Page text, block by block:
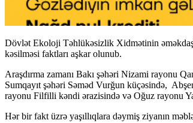
Dövlət Ekoloji Təhlükəsizlik Xidmətinin
kəsilməsi faktları aşkar olunub.
Araşdırma zamanı Bakı şəhəri Nizami rayonu
Sumqayıt şəhəri Səməd Vurğun küçəsində,
rayonu Filfilli kəndi ərazisində və Oğuz rayonu
Hər bir fakt üzrə yaşıllıqlara dəymiş ziyanın